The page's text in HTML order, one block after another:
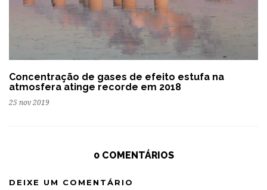
Concentração de gases de efeito estufa na
atmosfera atinge recorde em 2018
25 nov 2019
0 COMENTÁRIOS
DEIXE UM COMENTÁRIO